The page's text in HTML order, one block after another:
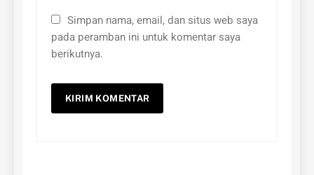
Simpan nama, email, dan situs web saya
pada peramban ini untuk komentar saya
berikutnya.